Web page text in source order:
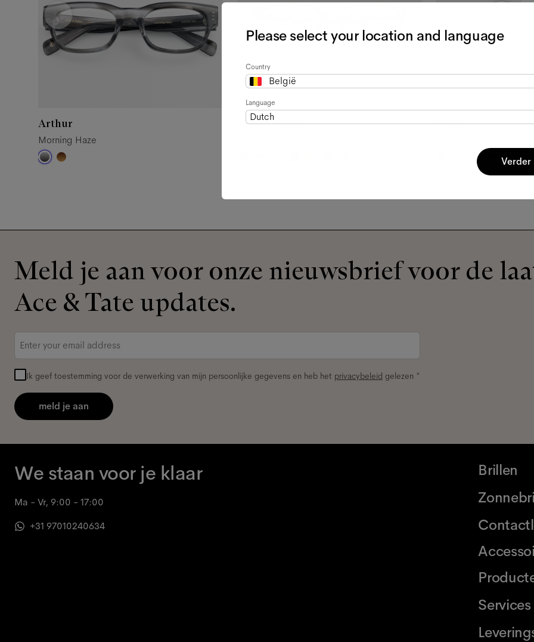
Arthur
Morning Haze
Nelson Large Cleo
Meld je aan voor onze nieuwsbrief voor de
Ace & Tate updates.
*
Ik geef toestemming voor de verwerking van mijn persoonlijke gegevens en heb het privacybeleid gelezen *
meld je aan
We staan voor je klaar
Ma - Vr, 9:00 - 17:00
+31 97010240634
Brillen
Services
Please select your location and language
Country
België
Language
Dutch
Verder